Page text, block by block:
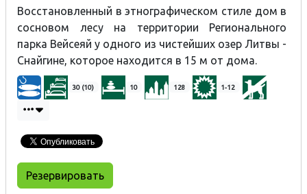
Восстановленный в этнографическом стиле дом в
сосновом лесу на территории Регионального
парка Вейсеяй у одного из чистейших озер Литвы -
Снайгине, которое находится в 15 м от дома.
30 (10) 10 128 1-12
Резервировать